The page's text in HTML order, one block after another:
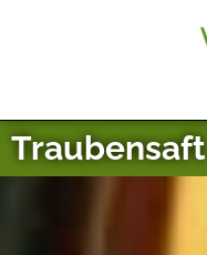
Traubensaft